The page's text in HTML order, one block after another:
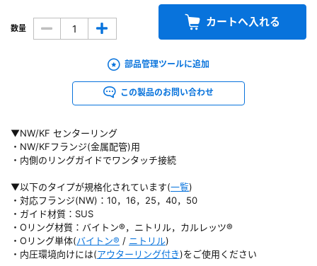
▼NW/KF センターリング
・NW/KFフランジ(金属配管)用
・内側のリングガイドでワンタッチ接続
▼以下のタイプが規格化されています(一覧)
・対応フランジ(NW)：10，16，25，40，50
・ガイド材質：SUS
・Oリング材質：バイトン®，ニトリル，カルレッツ®
・Oリング単体(バイトン® / ニトリル)
・内圧環境向けには(アウターリング付き)をご使用ください
数量 カートへ入れる
部品管理ツールに追加
この製品のお問い合わせ